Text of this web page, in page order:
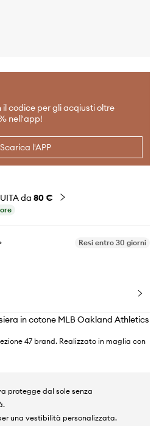
codice per gli acqiusti oltre
nell'app!
Scarica l'APP
da 80 €
Resi entro 30 giorni
in cotone MLB Oakland Athletics
47 brand. Realizzato in maglia con
protegge dal sole senza
una vestibilità personalizzata.